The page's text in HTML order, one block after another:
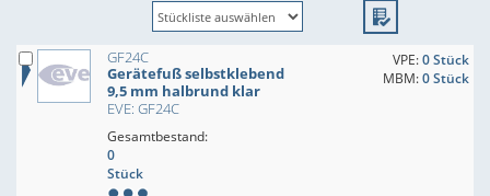
GF24C
Gerätefuß selbstklebend
9,5 mm halbrund klar
EVE: GF24C
VPE:0 Stück
MBM:0 Stück
Gesamtbestand:
0
Stück